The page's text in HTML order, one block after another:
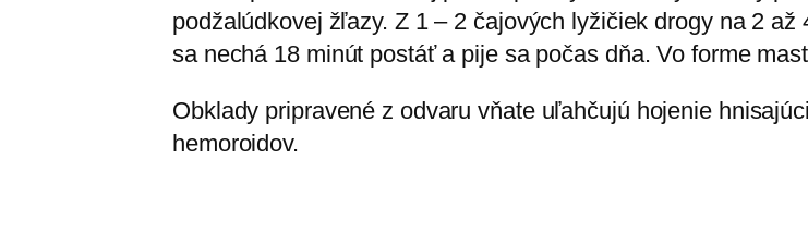
podžalúdkovej žľazy. Z 1 – 2 čajových lyžičiek drogy na 2
sa nechá 18 minút postáť a pije sa počas dňa. Vo forme
Obklady pripravené z odvaru vňate uľahčujú hojenie
hemoroidov.